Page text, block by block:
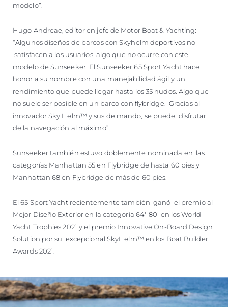
modelo”.
Hugo Andreae, editor en jefe de Motor Boat & Yachting:
“Algunos diseños de barcos con Skyhelm deportivos no
satisfacen a los usuarios, algo que no ocurre con este
modelo de Sunseeker. El Sunseeker 65 Sport Yacht hace
honor a su nombre con una manejabilidad ágil y un
rendimiento que puede llegar hasta los 35 nudos. Algo que
no suele ser posible en un barco con flybridge. Gracias al
innovador Sky Helm™ y sus de mando, se puede disfrutar
de la navegación al máximo”.
Sunseeker también estuvo doblemente nominada en las
categorías Manhattan 55 en Flybridge de hasta 60 pies y
Manhattan 68 en Flybridge de más de 60 pies.
El 65 Sport Yacht recientemente también ganó el premio al
Mejor Diseño Exterior en la categoría 64'-80' en los World
Yacht Trophies 2021 y el premio Innovative On-Board Design
Solution por su excepcional SkyHelm™ en los Boat Builder
Awards 2021.